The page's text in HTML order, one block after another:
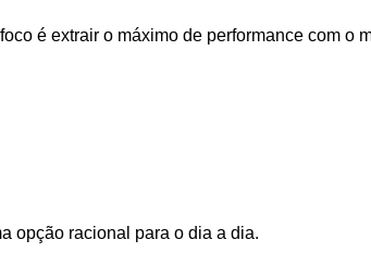
é extrair o máximo de performance com o
opção racional para o dia a dia.